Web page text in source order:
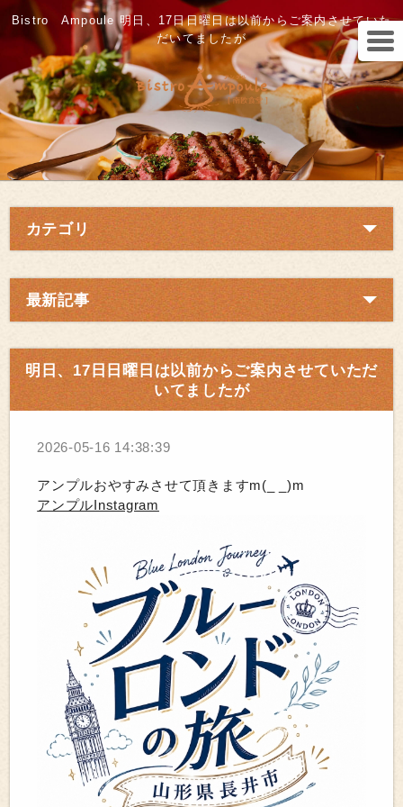
Bistro Ampoule 明日、17日日曜日は以前からご案内させていた
だいてましたが
カテゴリ
最新記事
明日、17日日曜日は以前からご案内させていただ
いてましたが
2026-05-16 14:38:39
アンプルおやすみさせて頂きますm(_ _)m
アンプルInstagram